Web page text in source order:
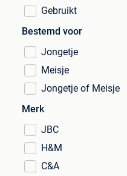
Gebruikt
Bestemd voor
Jongetje
Meisje
Jongetje of Meisje
Merk
JBC
H&M
C&A